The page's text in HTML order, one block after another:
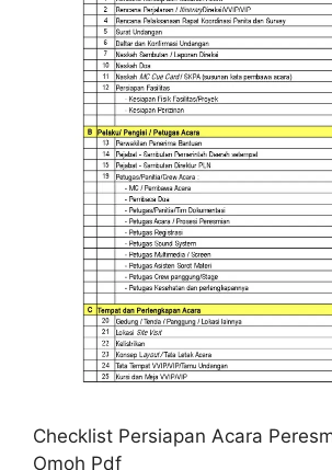
Checklist Persiapan Acara
Omoh Pdf